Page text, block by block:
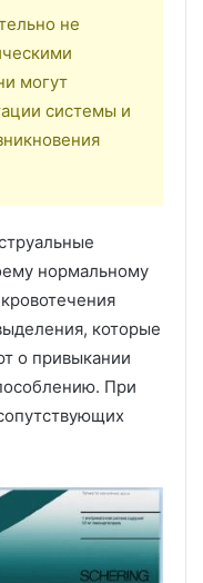
не
могут
системы и
нормальному
которые
о привыкании
При